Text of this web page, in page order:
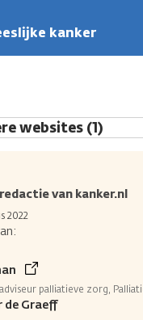
kanker
websites (1)
van kanker.nl
2022
palliatieve zorg,
de Graeff